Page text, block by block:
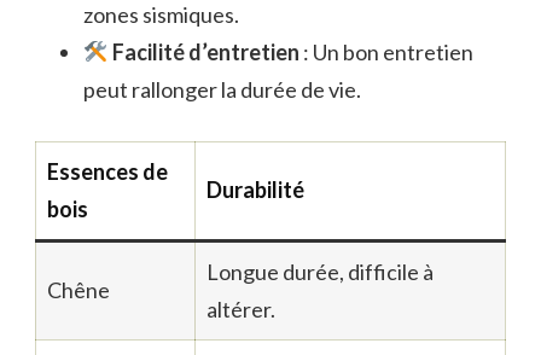
zones sismiques.
Facilité d’entretien : Un bon entretien
peut rallonger la durée de vie.
Essences de
bois
Durabilité
Chêne
Longue durée, difficile à
altérer.